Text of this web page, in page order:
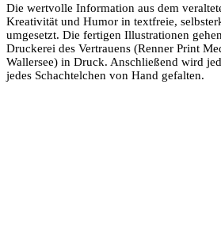
Die wertvolle Information aus dem
Kreativität und Humor in textfreie,
umgesetzt. Die fertigen Illustrationen
Druckerei des Vertrauens (Renner Print
Wallersee) in Druck. Anschließend wird
jedes Schachtelchen von Hand gefalten.